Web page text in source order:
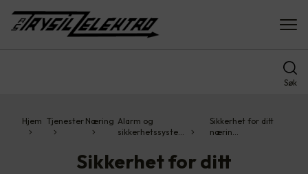
Søk
Hjem Tjenester Næring Alarm og
sikkerhetssyste…
Sikkerhet for ditt
nærin…
Sikkerhet for ditt